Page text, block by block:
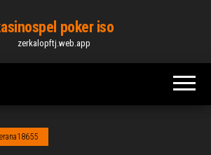
poker iso
zerkalopftj.web.app